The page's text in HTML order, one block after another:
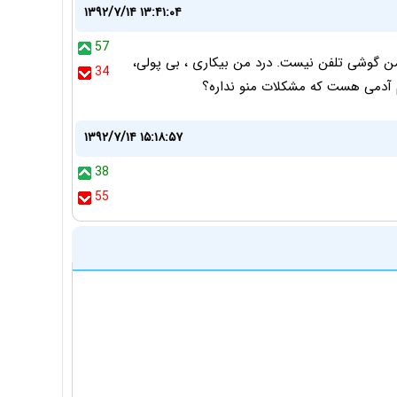
۱۳۹۲/۷/۱۴ ۱۳:۴۱:۰۴
57
34
گوشی تلفن نیست. درد من بیکاری ، بی پولی،
آدمی هست که مشکلات منو نداره؟
۱۳۹۲/۷/۱۴ ۱۵:۱۸:۵۷
38
55